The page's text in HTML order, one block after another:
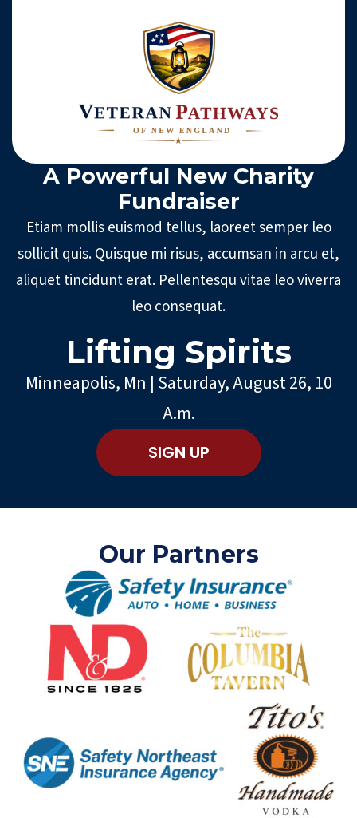
A Powerful New Charity
Fundraiser
Etiam mollis euismod tellus, laoreet semper leo
sollicit quis. Quisque mi risus, accumsan in arcu et,
aliquet tincidunt erat. Pellentesqu vitae leo viverra
leo consequat.
Lifting Spirits
Minneapolis, Mn | Saturday, August 26, 10
A.m.
SIGN UP
Our Partners